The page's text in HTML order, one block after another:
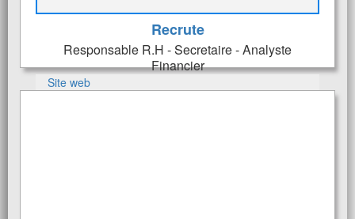
Recrute
Responsable R.H - Secretaire - Analyste
Financier
Site web